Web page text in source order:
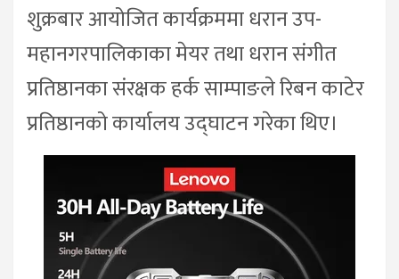
शुक्रबार आयोजित कार्यक्रममा धरान उप-
महानगरपालिकाका मेयर तथा धरान संगीत
प्रतिष्ठानका संरक्षक हर्क साम्पाङले रिबन काटेर
प्रतिष्ठानको कार्यालय उद्घाटन गरेका थिए।